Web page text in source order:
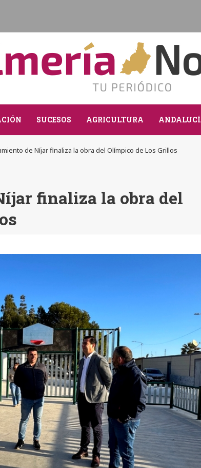
SUCESOS AGRICULTURA
de Níjar finaliza la obra del Olímpico de Los Grillos
finaliza la obra del